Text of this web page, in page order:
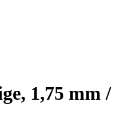
1,75 mm /